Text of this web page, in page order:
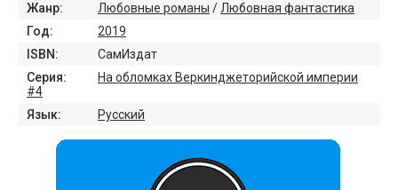
Жанр: Любовные романы / Любовная фантастика
Год:
2019
ISBN:
СамИздат
Серия:
На обломках Веркинджеторийской империи
#4
Язык:
Русский